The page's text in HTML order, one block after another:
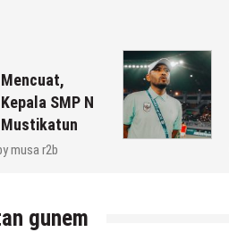
Mencuat,
SMP N
Mustikatun
musa r2b
gunem